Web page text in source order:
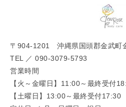
〒904-1201 沖縄県国頭郡金武町
TEL ／ 090-3079-5793
営業時間
【火～金曜日】11:00～最終受付
【土曜日】13:00～最終受付17:30